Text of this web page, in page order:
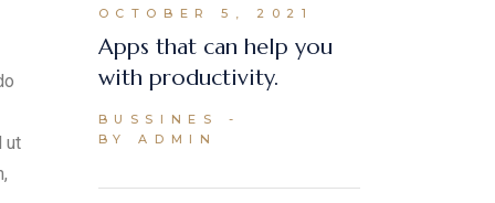
ut
OCTOBER 5, 2021
Apps that can help you
with productivity.
BUSSINES
BY ADMIN